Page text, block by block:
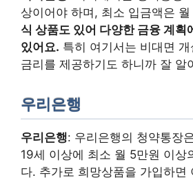
상이어야 하며, 최소 입금액은
식 상품도 있어 다양한 금융 계획
있어요. 특히 여기서는 비대면
금리를 제공하기도 하니까 잘 알
우리은행
우리은행: 우리은행의 청약통장
19세 이상에 최소 월 5만원 이상
다. 추가로 희망상품을 가입하면